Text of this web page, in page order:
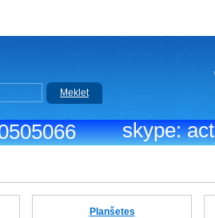
skype:
Meklet
Planšetes